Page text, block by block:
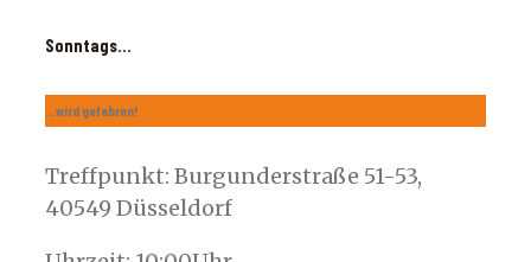
Sonntags...
...wird gefahren!
Treffpunkt: Burgunderstraße 51-53,
40549 Düsseldorf